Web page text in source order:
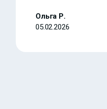
Ольга Р.
05.02.2026